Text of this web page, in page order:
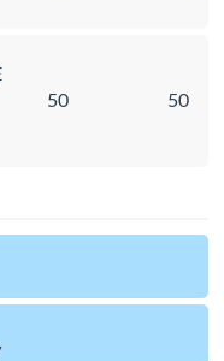
50 50